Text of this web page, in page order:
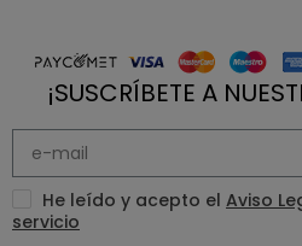
¡SUSCRÍBETE A
He leído y acepto el Aviso
servicio